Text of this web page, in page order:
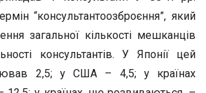
“консультантоозброєння”, який
загальної кількості мешканців
консультантів. У Японії цей
2,5; у США – 4,5; у країнах